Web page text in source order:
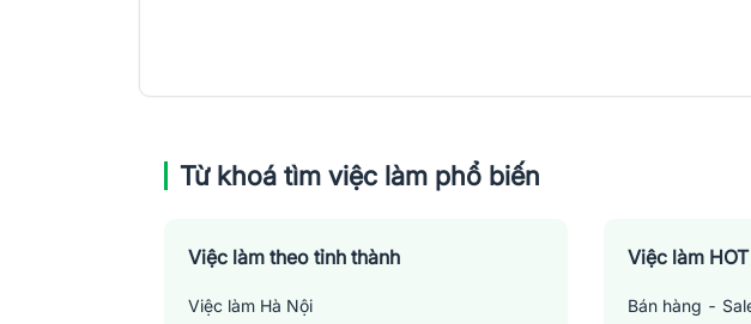
Từ khoá tìm việc làm phổ biến
Việc làm theo tỉnh thành
Việc làm Hà Nội
Việc làm
Bán hàng -